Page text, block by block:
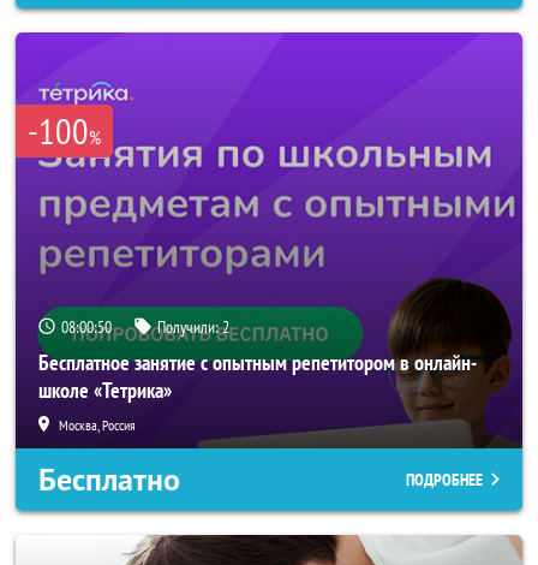
-100%
08:00:48 Получили:2
Бесплатное занятие с опытным репетитором в онлайн-
школе «Тетрика»
Москва, Россия
Бесплатно ПОДРОБНЕЕ